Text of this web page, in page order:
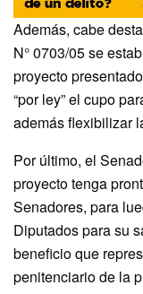
Además, cabe
N° 0703/05 se
proyecto
“por ley” el cupo
además flexibilizar
Por último, el
proyecto tenga
Senadores, para
Diputados para su
beneficio que
penitenciario de la